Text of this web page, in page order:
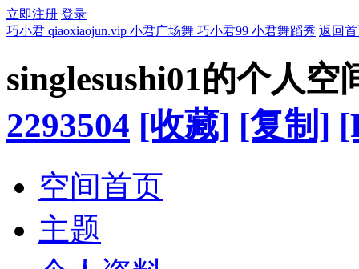
立即注册 登录
巧小君 qiaoxiaojun.vip 小君广场舞 巧小君99 小君舞蹈秀 返回
singlesushi01的个人空
2293504 [收藏] [复制]
空间首页
主题